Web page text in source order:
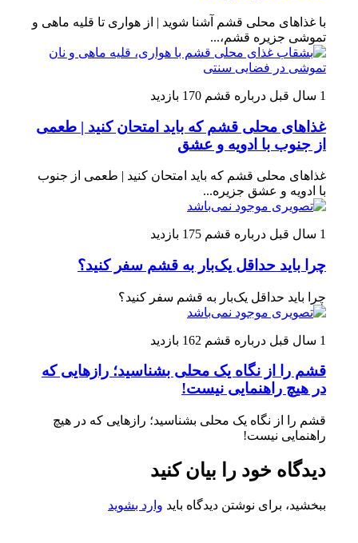
با غذاهای محلی قشم آشنا شوید | از هواری تا قلیه ماهی و
تموشی جزیره قشم،...
1 سال قبل درباره قشم 170 بازدید
غذاهای محلی قشم که باید امتحان کنید | طعمی
از جنوب با ادویه و عشق
غذاهای محلی قشم که باید امتحان کنید | طعمی از جنوب
با ادویه و عشق جزیره...
1 سال قبل درباره قشم 175 بازدید
چرا باید حداقل یک‌بار به قشم سفر کنید؟
چرا باید حداقل یک‌بار به قشم سفر کنید؟
1 سال قبل درباره قشم 162 بازدید
قشم را از نگاه یک محلی بشناسید؛ رازهایی که
در هیچ راهنمایی نیست!
قشم را از نگاه یک محلی بشناسید؛ رازهایی که در هیچ
راهنمایی نیست!
دیدگاه خود را بیان کنید
ببخشید، برای نوشتن دیدگاه باید وارد بشوید